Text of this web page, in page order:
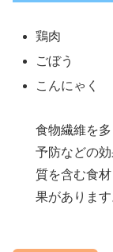
鶏肉
ごぼう
こんにゃく
食物繊維を
予防などの
質を含む食
果があります